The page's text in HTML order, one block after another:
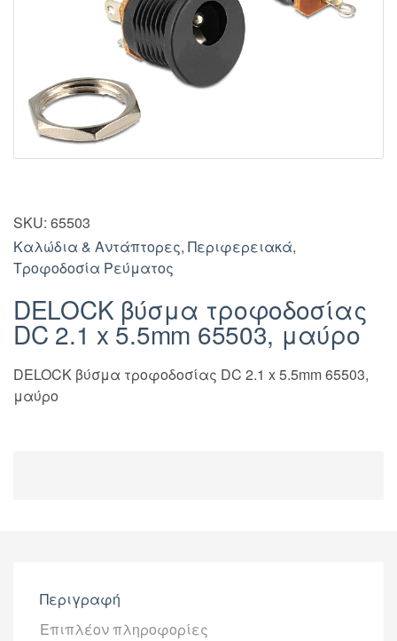
SKU: 65503
Καλώδια & Αντάπτορες, Περιφερειακά,
Τροφοδοσία Ρεύματος
DELOCK βύσμα τροφοδοσίας
DC 2.1 x 5.5mm 65503, μαύρο
DELOCK βύσμα τροφοδοσίας DC 2.1 x 5.5mm 65503,
μαύρο
Περιγραφή
Επιπλέον πληροφορίες